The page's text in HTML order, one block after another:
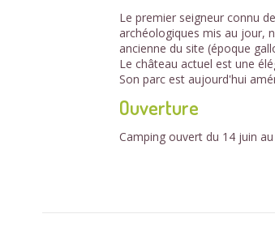
Le premier seigneur connu
archéologiques mis au jour,
ancienne du site (époque
Le château actuel est une
Son parc est aujourd'hui
Ouverture
Camping ouvert du 14 juin